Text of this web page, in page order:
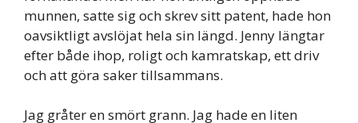
munnen, satte sig och skrev sitt patent, hade hon
oavsiktligt avslöjat hela sin längd. Jenny längtar
efter både ihop, roligt och kamratskap, ett driv
och att göra saker tillsammans.
Jag gråter en smört grann. Jag hade en liten